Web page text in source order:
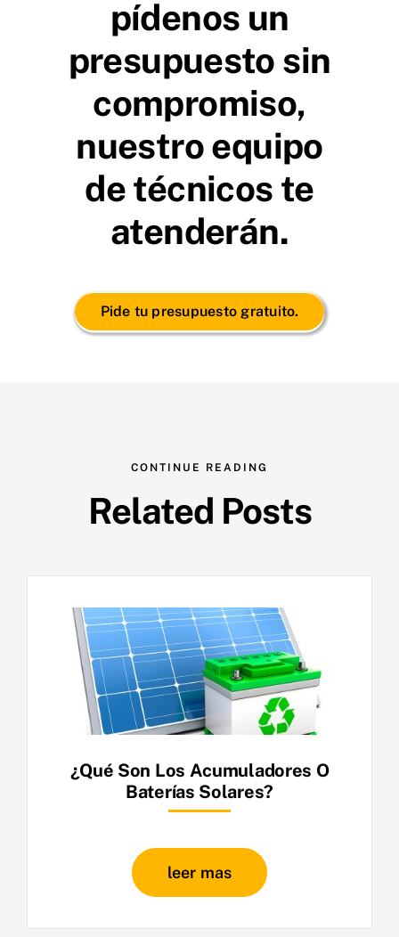
pídenos un
presupuesto sin
compromiso,
nuestro equipo
de técnicos te
atenderán.
Pide tu presupuesto gratuito.
CONTINUE READING
Related Posts
¿Qué Son Los Acumuladores O
Baterías Solares?
leer mas